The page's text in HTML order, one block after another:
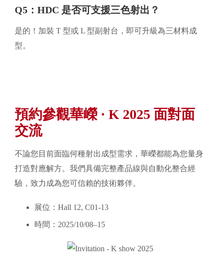
Q5：HDC 是否可支援三色射出？
是的！加裝 T 型或 L 型副射台，即可升級為三材料成
型。
預約參觀華嶸 · K 2025 面對面
交流
不論您目前面臨何種射出成型需求，華嶸都能為您量身
打造對應解方。我們具備完整產品線與自動化整合經
驗，致力成為您可信賴的技術夥伴。
展位：Hall 12, C01-13
時間：2025/10/08–15